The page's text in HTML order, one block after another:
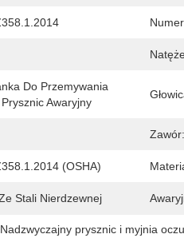
Do Przemywania
Awaryjny
Zawór:
(OSHA)
Stali Nierdzewnej
prysznic i myjnia oczu